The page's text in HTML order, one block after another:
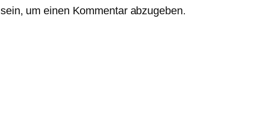
sein, um einen Kommentar abzugeben.